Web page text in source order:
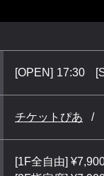
[OPEN] 17:30
チケットぴあ
[1F全自由]